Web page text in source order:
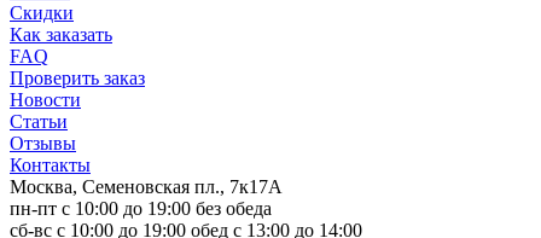
Скидки
Как заказать
FAQ
Проверить заказ
Новости
Статьи
Отзывы
Контакты
Москва, Семеновская пл., 7к17А
пн-пт с 10:00 до 19:00 без обеда
сб-вс с 10:00 до 19:00 обед с 13:00 до 14:00